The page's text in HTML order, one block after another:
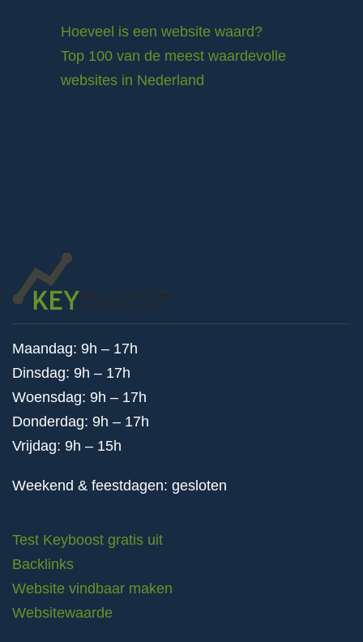
Hoeveel is een website waard?
Top 100 van de meest waardevolle
websites in Nederland
Maandag: 9h – 17h
Dinsdag: 9h – 17h
Woensdag: 9h – 17h
Donderdag: 9h – 17h
Vrijdag: 9h – 15h
Weekend & feestdagen: gesloten
Test Keyboost gratis uit
Backlinks
Website vindbaar maken
Websitewaarde